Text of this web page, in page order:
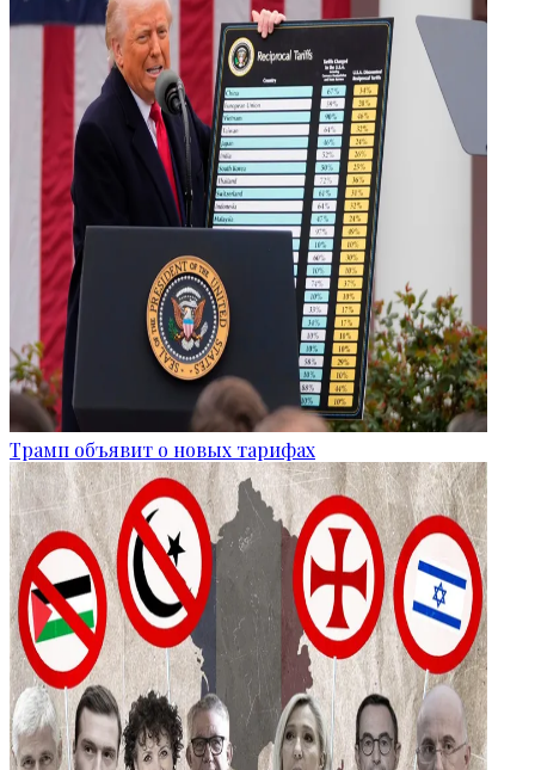
Трамп объявит о новых тарифах